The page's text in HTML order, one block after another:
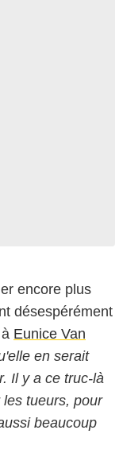
encore plus
désespérément
Eunice Van
en serait
Il y a ce truc-là
tueurs, pour
beaucoup